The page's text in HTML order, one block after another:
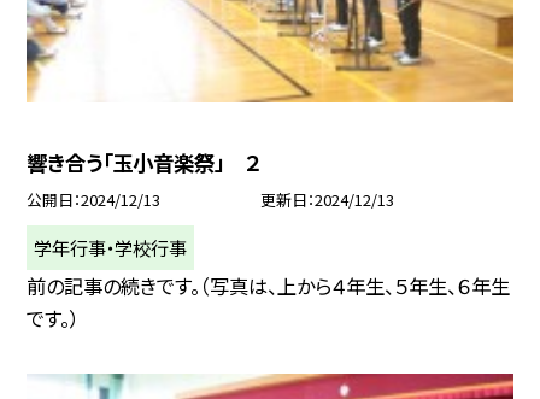
響き合う「玉小音楽祭」 ２
公開日 2024/12/13 更新日 2024/12/13
学年行事・学校行事
前の記事の続きです。（写真は、上から４年生、５年生、６年生
です。）